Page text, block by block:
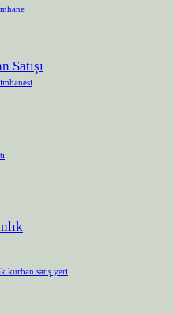
Satışı
kurban satış yeri